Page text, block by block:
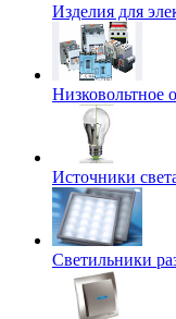
Изделия для
Низковольтное
Источники
Светильники